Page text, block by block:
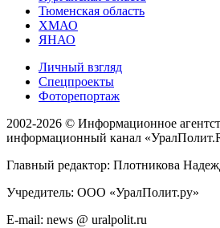
Тюменская область
ХМАО
ЯНАО
Личный взгляд
Спецпроекты
Фоторепортаж
2002-2026 © Информационное
информационный канал
Главный редактор: Плотникова
Учредитель: ООО «УралПолит.ру»
E-mail: news @ uralpolit.ru